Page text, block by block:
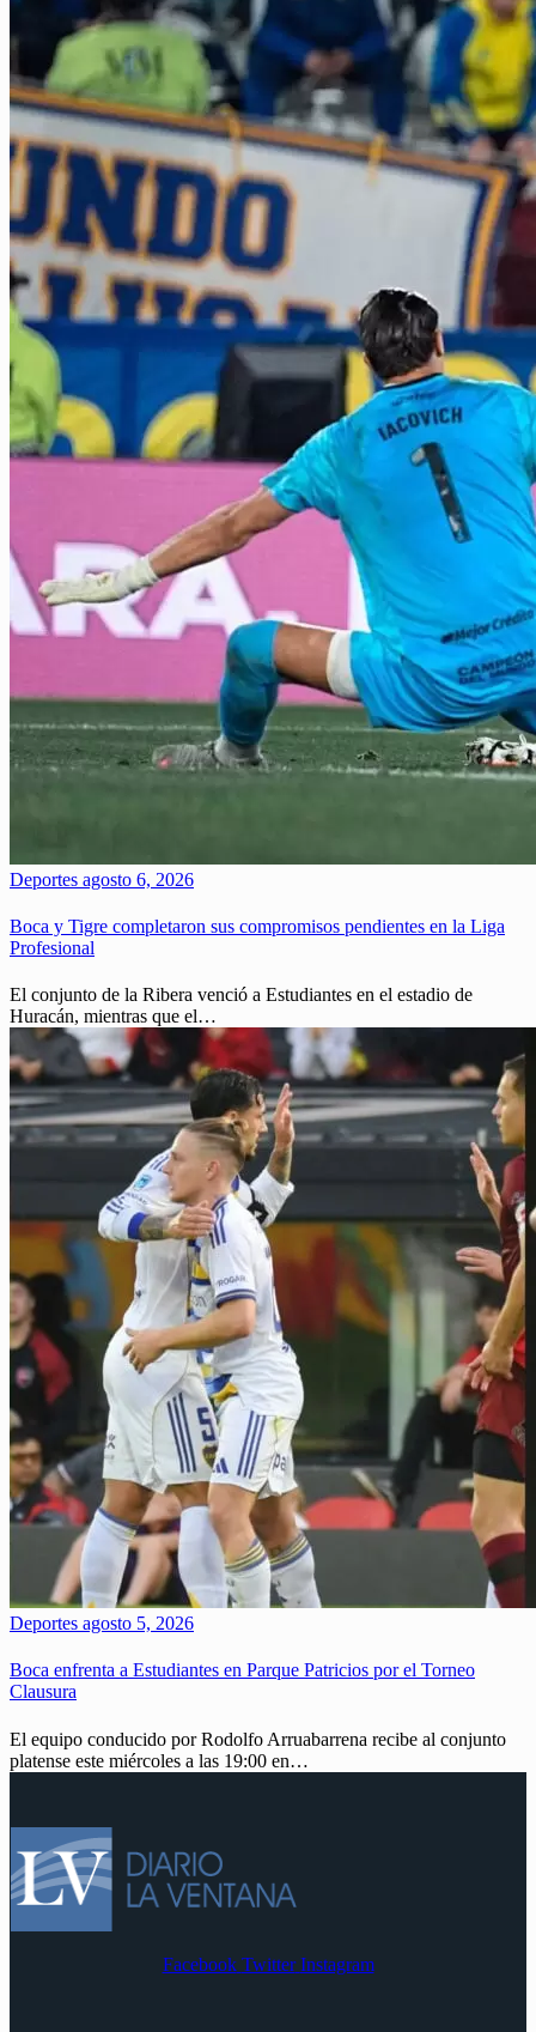
Deportes agosto 6, 2026
Boca y Tigre completaron sus compromisos pendientes en la Liga
Profesional
El conjunto de la Ribera venció a Estudiantes en el estadio de
Huracán, mientras que el…
Deportes agosto 5, 2026
Boca enfrenta a Estudiantes en Parque Patricios por el Torneo
Clausura
El equipo conducido por Rodolfo Arruabarrena recibe al conjunto
platense este miércoles a las 19:00 en…
Facebook Twitter Instagram